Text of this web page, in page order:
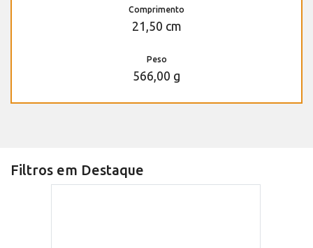
Comprimento
21,50 cm
Peso
566,00 g
Filtros em Destaque